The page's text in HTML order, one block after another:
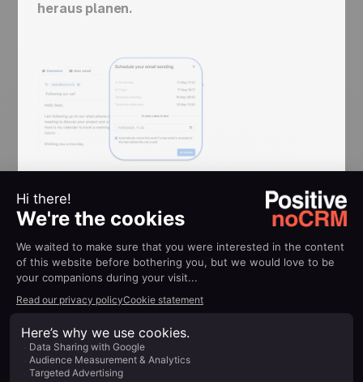
heraus planen.
Bestimmen Sie mit noCRM den
besten Zeitpunkt, um Ihre
Leads zu erreichen
Wie können Sie also mit noCRM Ihre Follow-up-
E-Mails planen, um sie zum richtigen Zeitpunkt zu
versenden?
Alles, was Sie tun müssen: Sie folgen dem